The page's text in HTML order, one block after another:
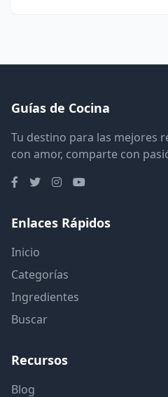
Guías de Cocina
Tu destino para las mejores
con amor, comparte con
Enlaces Rápidos
Inicio
Categorías
Ingredientes
Buscar
Recursos
Blog